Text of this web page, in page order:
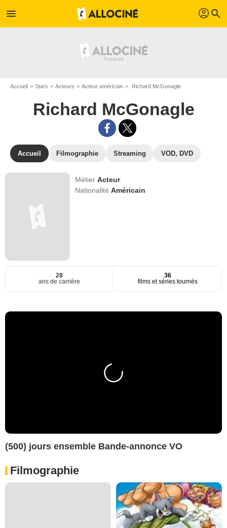
menu profil search
Accueil Stars Acteurs Acteur américain Richard McGonagle
Richard McGonagle
Accueil Filmographie Streaming VOD, DVD
MétierActeur
NationalitéAméricain
28
ans de carrière
36
films et séries tournés
(500) jours ensemble Bande-annonce VO
Filmographie